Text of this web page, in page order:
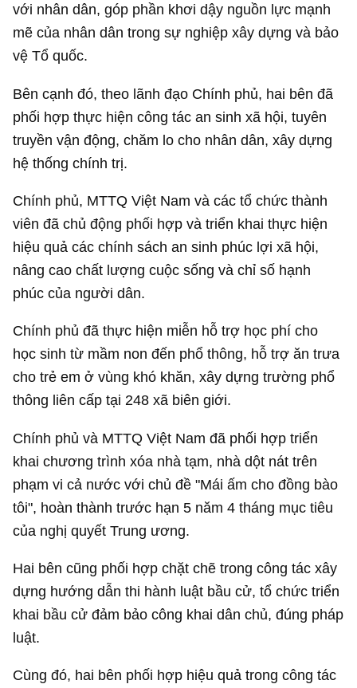
với nhân dân, góp phần khơi dậy nguồn lực mạnh
mẽ của nhân dân trong sự nghiệp xây dựng và bảo
vệ Tổ quốc.
Bên cạnh đó, theo lãnh đạo Chính phủ, hai bên đã
phối hợp thực hiện công tác an sinh xã hội, tuyên
truyền vận động, chăm lo cho nhân dân, xây dựng
hệ thống chính trị.
Chính phủ, MTTQ Việt Nam và các tổ chức thành
viên đã chủ động phối hợp và triển khai thực hiện
hiệu quả các chính sách an sinh phúc lợi xã hội,
nâng cao chất lượng cuộc sống và chỉ số hạnh
phúc của người dân.
Chính phủ đã thực hiện miễn hỗ trợ học phí cho
học sinh từ mầm non đến phổ thông, hỗ trợ ăn trưa
cho trẻ em ở vùng khó khăn, xây dựng trường phổ
thông liên cấp tại 248 xã biên giới.
Chính phủ và MTTQ Việt Nam đã phối hợp triển
khai chương trình xóa nhà tạm, nhà dột nát trên
phạm vi cả nước với chủ đề "Mái ấm cho đồng bào
tôi", hoàn thành trước hạn 5 năm 4 tháng mục tiêu
của nghị quyết Trung ương.
Hai bên cũng phối hợp chặt chẽ trong công tác xây
dựng hướng dẫn thi hành luật bầu cử, tổ chức triển
khai bầu cử đảm bảo công khai dân chủ, đúng pháp
luật.
Cùng đó, hai bên phối hợp hiệu quả trong công tác